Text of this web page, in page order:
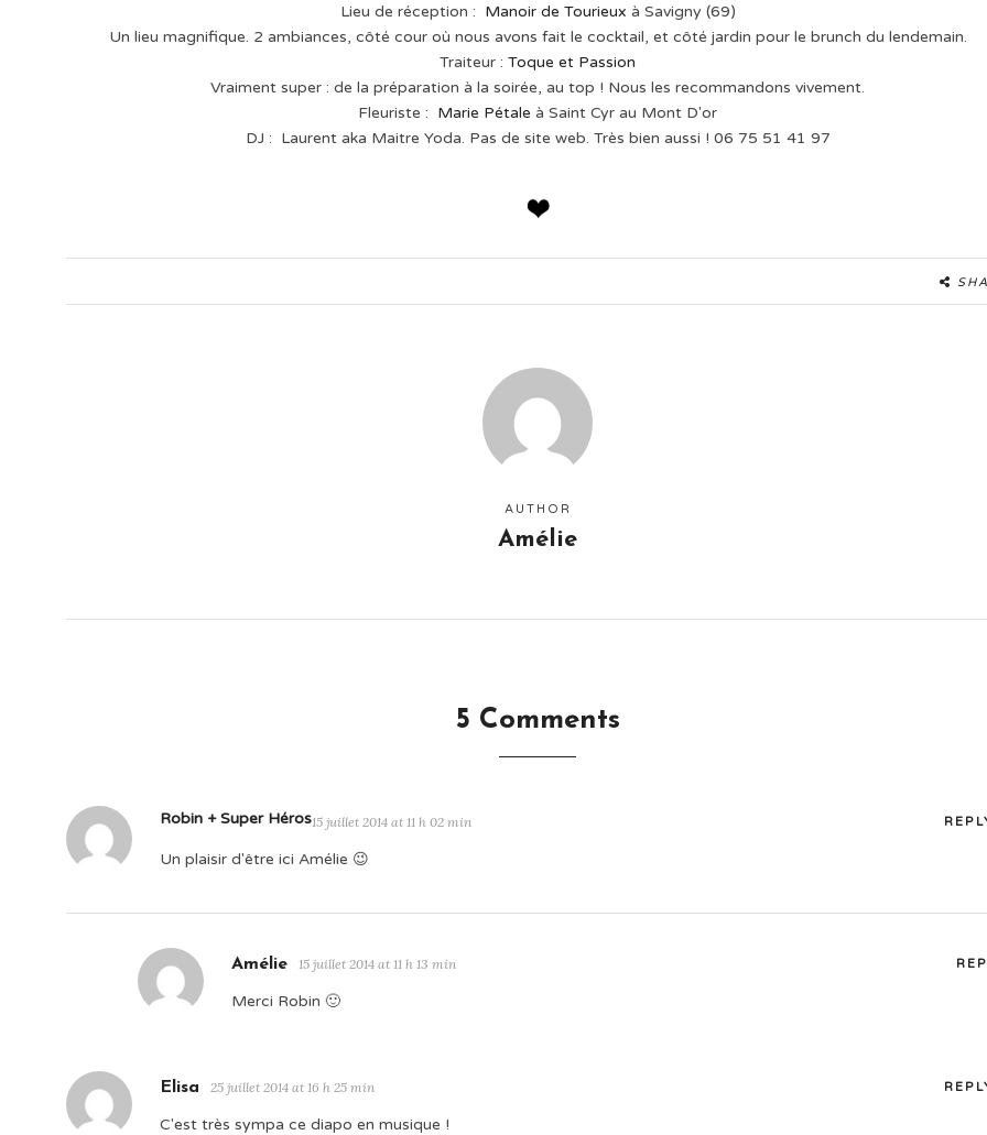
Lieu de réception : Manoir de Tourieux à Savigny (69)
Un lieu magnifique. 2 ambiances, côté cour où nous avons fait le cocktail, et côté jardin pour le brunch du lendemain.
Traiteur :Toque et Passion
Vraiment super : de la préparation à la soirée, au top ! Nous les recommandons vivement.
Fleuriste : Marie Pétale à Saint Cyr au Mont D'or
DJ : Laurent aka Maitre Yoda. Pas de site web. Très bien aussi ! 06 75 51 41 97
AUTHOR
Amélie
5 Comments
Robin + Super Héros15 juillet 2014 at 11 h 02 min
Un plaisir d'être ici Amélie 😉
Amélie 15 juillet 2014 at 11 h 13 min
Merci Robin 🙂
Elisa 25 juillet 2014 at 16 h 25 min
C'est très sympa ce diapo en musique !